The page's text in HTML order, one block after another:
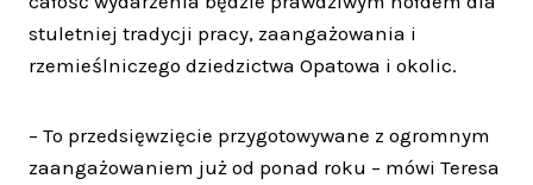
stuletniej tradycji pracy, zaangażowania i
rzemieślniczego dziedzictwa Opatowa i okolic.
– To przedsięwzięcie przygotowywane z ogromnym
zaangażowaniem już od ponad roku – mówi Teresa